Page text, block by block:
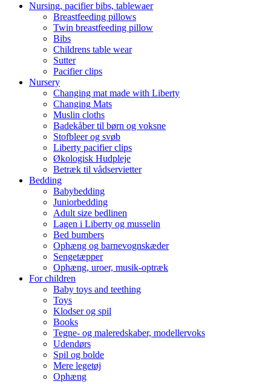
Nursing, pacifier bibs, tablewaer
Breastfeeding pillows
Twin breastfeeding pillow
Bibs
Childrens table wear
Sutter
Pacifier clips
Nursery
Changing mat made with Liberty
Changing Mats
Muslin cloths
Badekåber til børn og voksne
Stofbleer og svøb
Liberty pacifier clips
Økologisk Hudpleje
Betræk til vådservietter
Bedding
Babybedding
Juniorbedding
Adult size bedlinen
Lagen i Liberty og musselin
Bed bumbers
Ophæng og barnevognskæder
Sengetæpper
Ophæng, uroer, musik-optræk
For children
Baby toys and teething
Toys
Klodser og spil
Books
Tegne- og maleredskaber, modellervoks
Udendørs
Spil og bolde
Mere legetøj
Ophæng